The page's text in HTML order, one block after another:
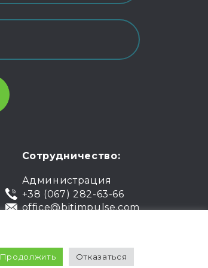
Сотрудничество:
Администрация
+38 (067) 282-63-66
office@bitimpulse.com
Гарантия
Продолжить Отказаться